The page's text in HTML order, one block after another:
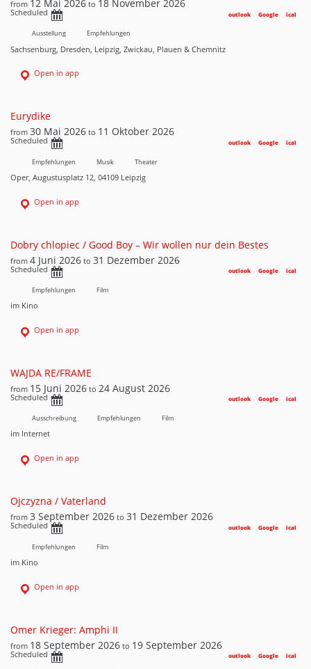
from 12 Mai 2026 to 18 November 2026
Scheduled ical
Google
outlook
Ausstellung Empfehlungen
Sachsenburg, Dresden, Leipzig, Zwickau, Plauen & Chemnitz
Open in app
Eurydike
from 30 Mai 2026 to 11 Oktober 2026
Scheduled ical
Google
outlook
Empfehlungen Musik Theater
Oper, Augustusplatz 12, 04109 Leipzig
Open in app
Dobry chlopiec / Good Boy – Wir wollen nur dein Bestes
from 4 Juni 2026 to 31 Dezember 2026
Scheduled ical
Google
outlook
Empfehlungen Film
im Kino
Open in app
WAJDA RE/FRAME
from 15 Juni 2026 to 24 August 2026
Scheduled ical
Google
outlook
Ausschreibung Empfehlungen Film
im Internet
Open in app
Ojczyzna / Vaterland
from 3 September 2026 to 31 Dezember 2026
Scheduled ical
Google
outlook
Empfehlungen Film
im Kino
Open in app
Omer Krieger: Amphi II
from 18 September 2026 to 19 September 2026
Scheduled ical
Google
outlook